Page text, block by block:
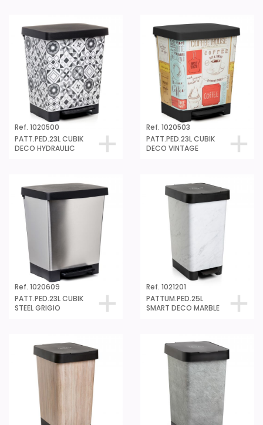
Ref. 1020500
PATT.PED.23L CUBIK
DECO HYDRAULIC
Ref. 1020503
PATT.PED.23L CUBIK
DECO VINTAGE
Ref. 1020609
PATT.PED.23L CUBIK
STEEL GRIGIO
Ref. 1021201
PATTUM.PED.25L
SMART DECO MARBLE